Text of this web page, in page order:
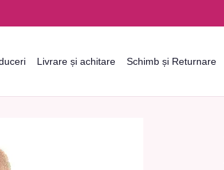
Livrare și achitare
Schimb și Returnare